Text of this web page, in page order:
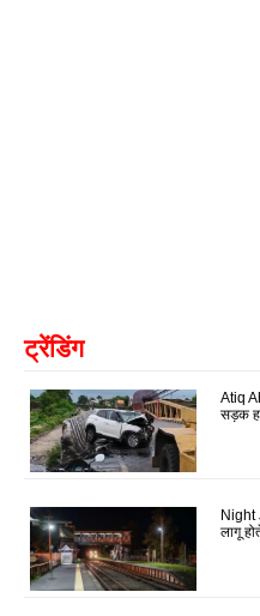
ट्रेंडिंग
Atiq
सड़क
Night
लागू